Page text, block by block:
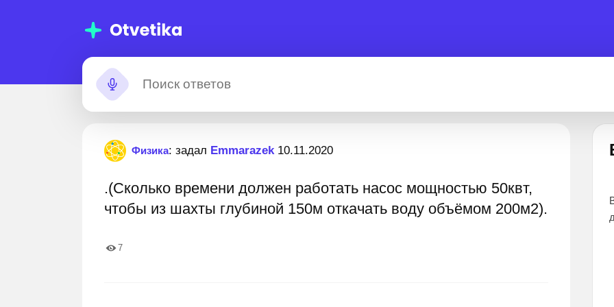
Физика: задал Emmarazek10.11.2020
.(Сколько времени должен работать насос мощностью 50квт,
чтобы из шахты глубиной 150м откачать воду объёмом 200м2).
7
000+ пошаговых ответов
Застрял?
Лучшие эксперты готовы помочь 24 часа
Все эксперты прошли тщательный отбор
дают наиболее точные и понятные ответы